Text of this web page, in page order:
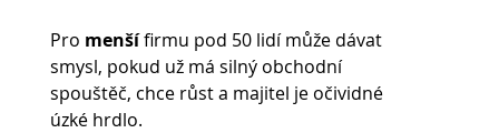
Pro menší firmu pod 50 lidí může dávat
smysl, pokud už má silný obchodní
spouštěč, chce růst a majitel je očividné
úzké hrdlo.